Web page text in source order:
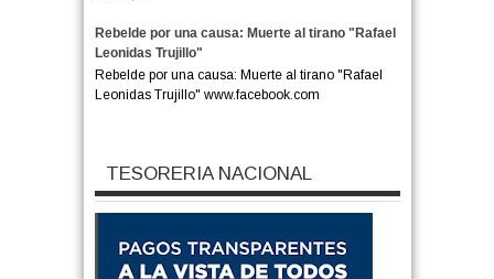
Rebelde por una causa: Muerte al tirano "Rafael
Leonidas Trujillo"
Rebelde por una causa: Muerte al tirano "Rafael
Leonidas Trujillo" www.facebook.com
TESORERIA NACIONAL